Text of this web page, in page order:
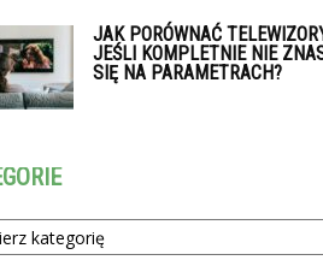
JAK PORÓWNAĆ
JEŚLI KOMPLETNIE NIE
SIĘ NA PARAMETRACH?